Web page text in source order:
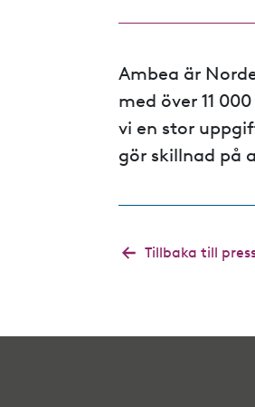
Ambea är
med över 11
vi en stor
gör skillnad på
Tillbaka till